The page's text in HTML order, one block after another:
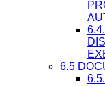
6.5